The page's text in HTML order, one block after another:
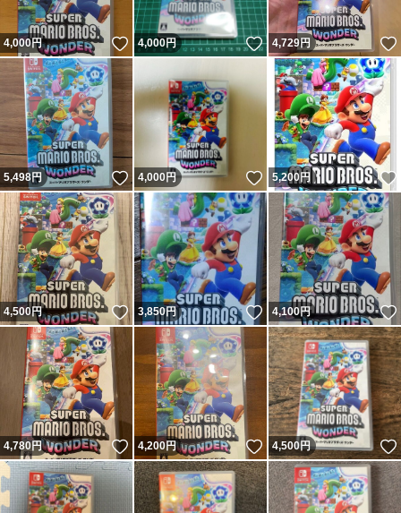
4,000円 いいね！
4,000円 いいね！
4,729円
5,498円 いいね！
4,000円 いいね！
5,200 円
4,500円 いいね！
3,850円 いいね！
4,100円
4,780円 いいね！
4,200円 いいね！
4,500円